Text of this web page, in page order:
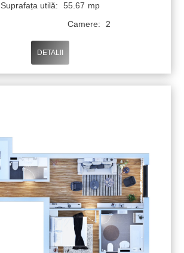
Suprafața utilă: 55.67 mp
Camere: 2
DETALII